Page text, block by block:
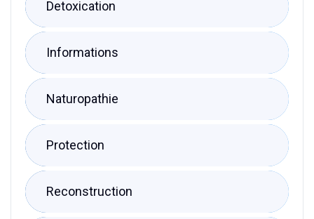
Detoxication
Informations
Naturopathie
Protection
Reconstruction